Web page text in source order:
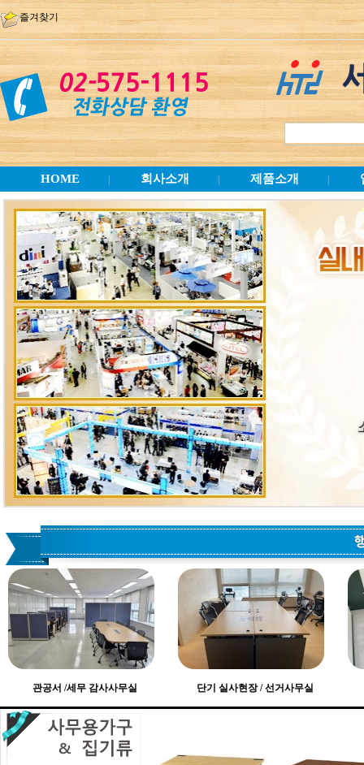
즐겨찾기
HOME 회사소개 제품소개
관공서 /세무 감사사무실 단기 실사현장 / 선거사무실